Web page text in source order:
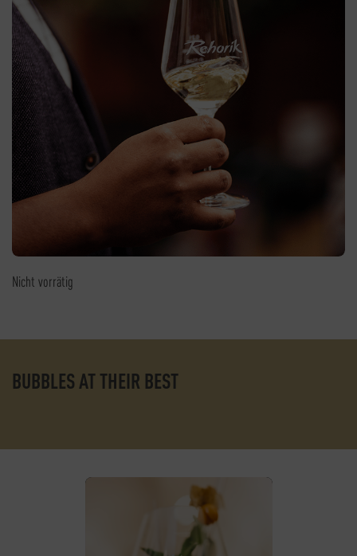
Nicht vorrätig
BUBBLES AT THEIR BEST